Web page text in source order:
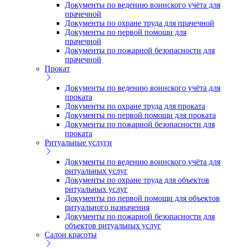
Документы по ведению воинского учёта для
прачечной
Документы по охране труда для прачечной
Документы по первой помощи для
прачечной
Документы по пожарной безопасности для
прачечной
Прокат
Документы по ведению воинского учёта для
проката
Документы по охране труда для проката
Документы по первой помощи для проката
Документы по пожарной безопасности для
проката
Ритуальные услуги
Документы по ведению воинского учёта для
ритуальных услуг
Документы по охране труда для объектов
ритуальных услуг
Документы по первой помощи для объектов
ритуального назначения
Документы по пожарной безопасности для
объектов ритуальных услуг
Салон красоты